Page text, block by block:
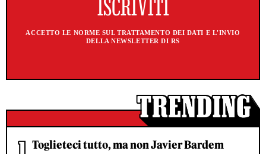
ACCETTO LE NORME SUL TRATTAMENTO DEI DATI E L'INVIO
DELLA NEWSLETTER DI RS
Toglieteci tutto, ma non Javier Bardem